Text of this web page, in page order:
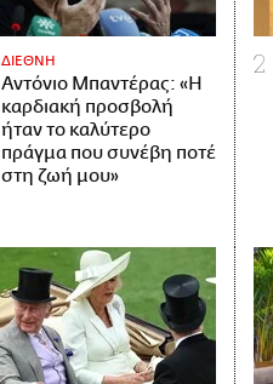
ΔΙΕΘΝΗ
Αντόνιο Μπαντέρας: «Η
καρδιακή προσβολή
ήταν το καλύτερο
πράγμα που συνέβη ποτέ
στη ζωή μου»